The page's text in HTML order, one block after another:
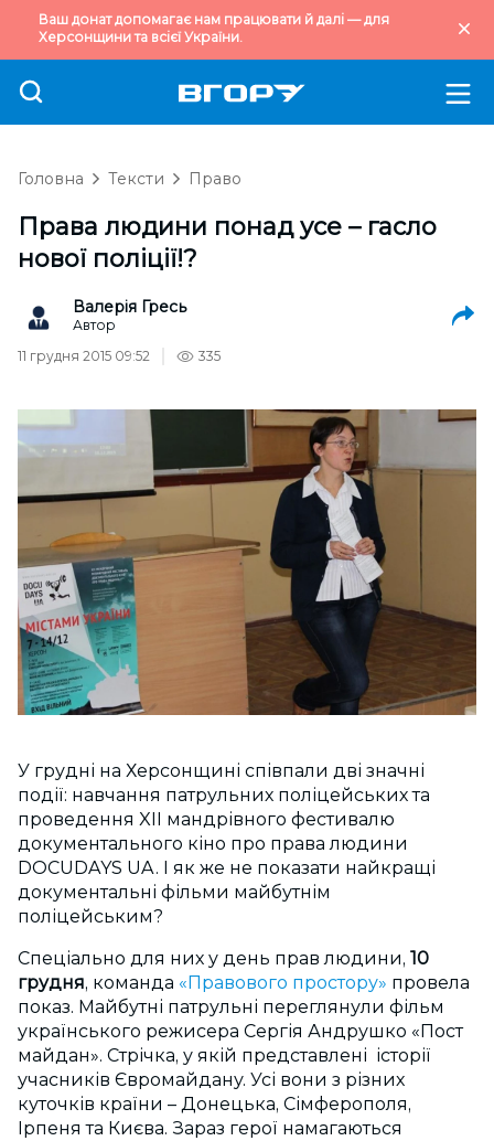
Ваш донат допомагає нам працювати й далі — для
Херсонщини та всієї України.
Головна Тексти Право
Права людини понад усе – гасло
нової поліції!?
Валерія Гресь
Автор
11 грудня 2015 09:52
335
У грудні на Херсонщині співпали дві значні
події: навчання патрульних поліцейських та
проведення XII мандрівного фестивалю
документального кіно про права людини
DOCUDAYS UA. І як же не показати найкращі
документальні фільми майбутнім
поліцейським?
Спеціально для них у день прав людини, 10
грудня, команда «Правового простору» провела
показ. Майбутні патрульні переглянули фільм
українського режисера Сергія Андрушко «Пост
майдан». Стрічка, у якій представлені історії
учасників Євромайдану. Усі вони з різних
куточків країни – Донецька, Сімферополя,
Ірпеня та Києва. Зараз герої намагаються